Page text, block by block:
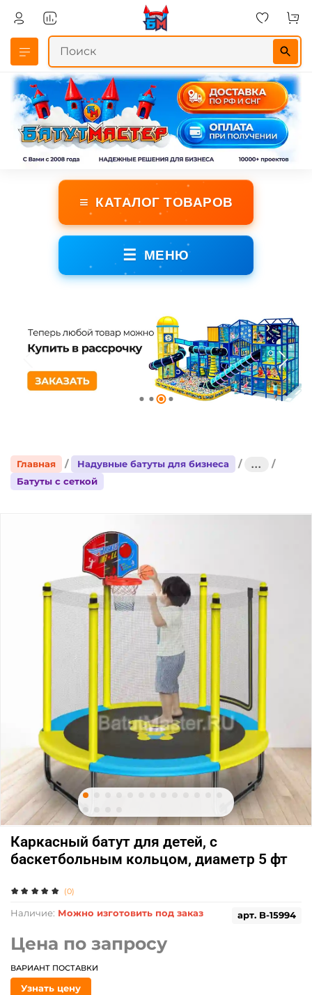
≡ КАТАЛОГ ТОВАРОВ
☰ МЕНЮ
Главная Надувные батуты для бизнеса
...
Батуты с сеткой
(0)
арт. B-15994
Наличие: Можно изготовить под заказ
Каркасный батут для детей, с
баскетбольным кольцом, диаметр 5 фт
Цена по запросу
ВАРИАНТ ПОСТАВКИ
Узнать цену